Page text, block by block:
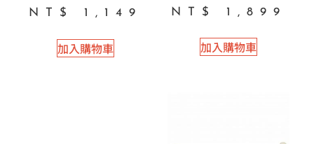
評分
5.00
NT$ 1,149
加入購物車
NT$ 1,899
加入購物車